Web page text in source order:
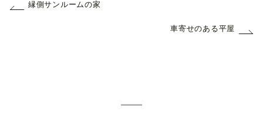
縁側サンルームの家
車寄せのある平屋